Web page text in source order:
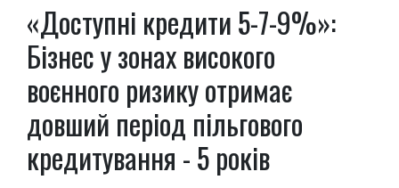
«Доступні кредити 5-7-9%»:
Бізнес у зонах високого
воєнного ризику отримає
довший період пільгового
кредитування - 5 років